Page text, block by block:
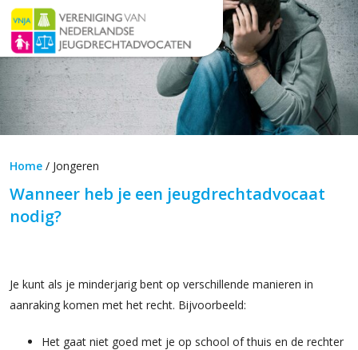
Home / Jongeren
Wanneer heb je een jeugdrechtadvocaat
nodig?
Je kunt als je minderjarig bent op verschillende manieren in
aanraking komen met het recht. Bijvoorbeeld:
Het gaat niet goed met je op school of thuis en de rechter